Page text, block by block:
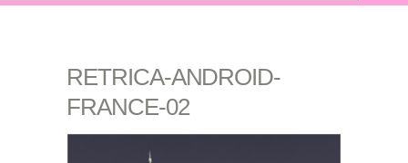
RETRICA-ANDROID-
FRANCE-02